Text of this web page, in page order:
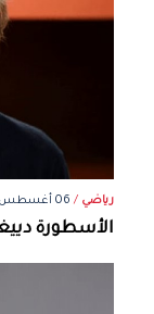
رياضي / 06 أغسطس 2026
الأسطورة